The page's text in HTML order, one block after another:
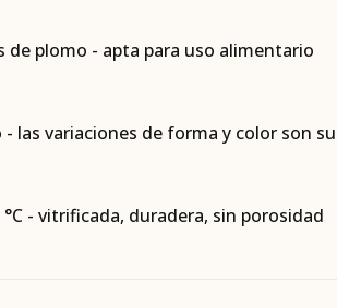
de plomo - apta para uso alimentario
- las variaciones de forma y color son
°C - vitrificada, duradera, sin porosidad